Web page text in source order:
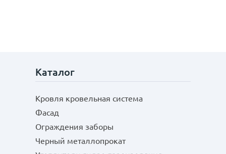
Каталог
Кровля кровельная система
Фасад
Ограждения заборы
Черный металлопрокат